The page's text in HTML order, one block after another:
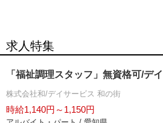
求人特集
「福祉調理スタッフ」無資格可/デ
株式会社和/デイサービス 和の街
時給1,140円～1,150円